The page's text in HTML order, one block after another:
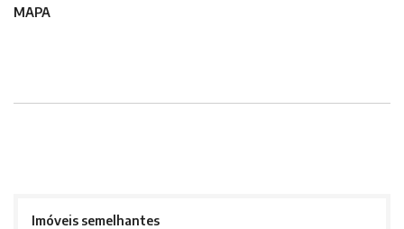
MAPA
Imóveis semelhantes